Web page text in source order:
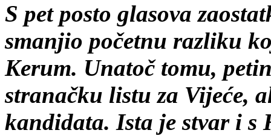
S pet posto glasova
smanjio početnu razliku
Kerum. Unatoč tomu,
stranačku listu za Vijeće,
kandidata. Ista je stvar i s